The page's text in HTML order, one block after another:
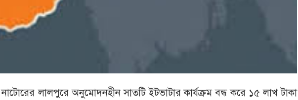
নাটোরের লালপুরে অনুমোদনহীন সাতটি ইটভাটার কার্যক্রম বন্ধ করে ১৫ লাখ টাকা